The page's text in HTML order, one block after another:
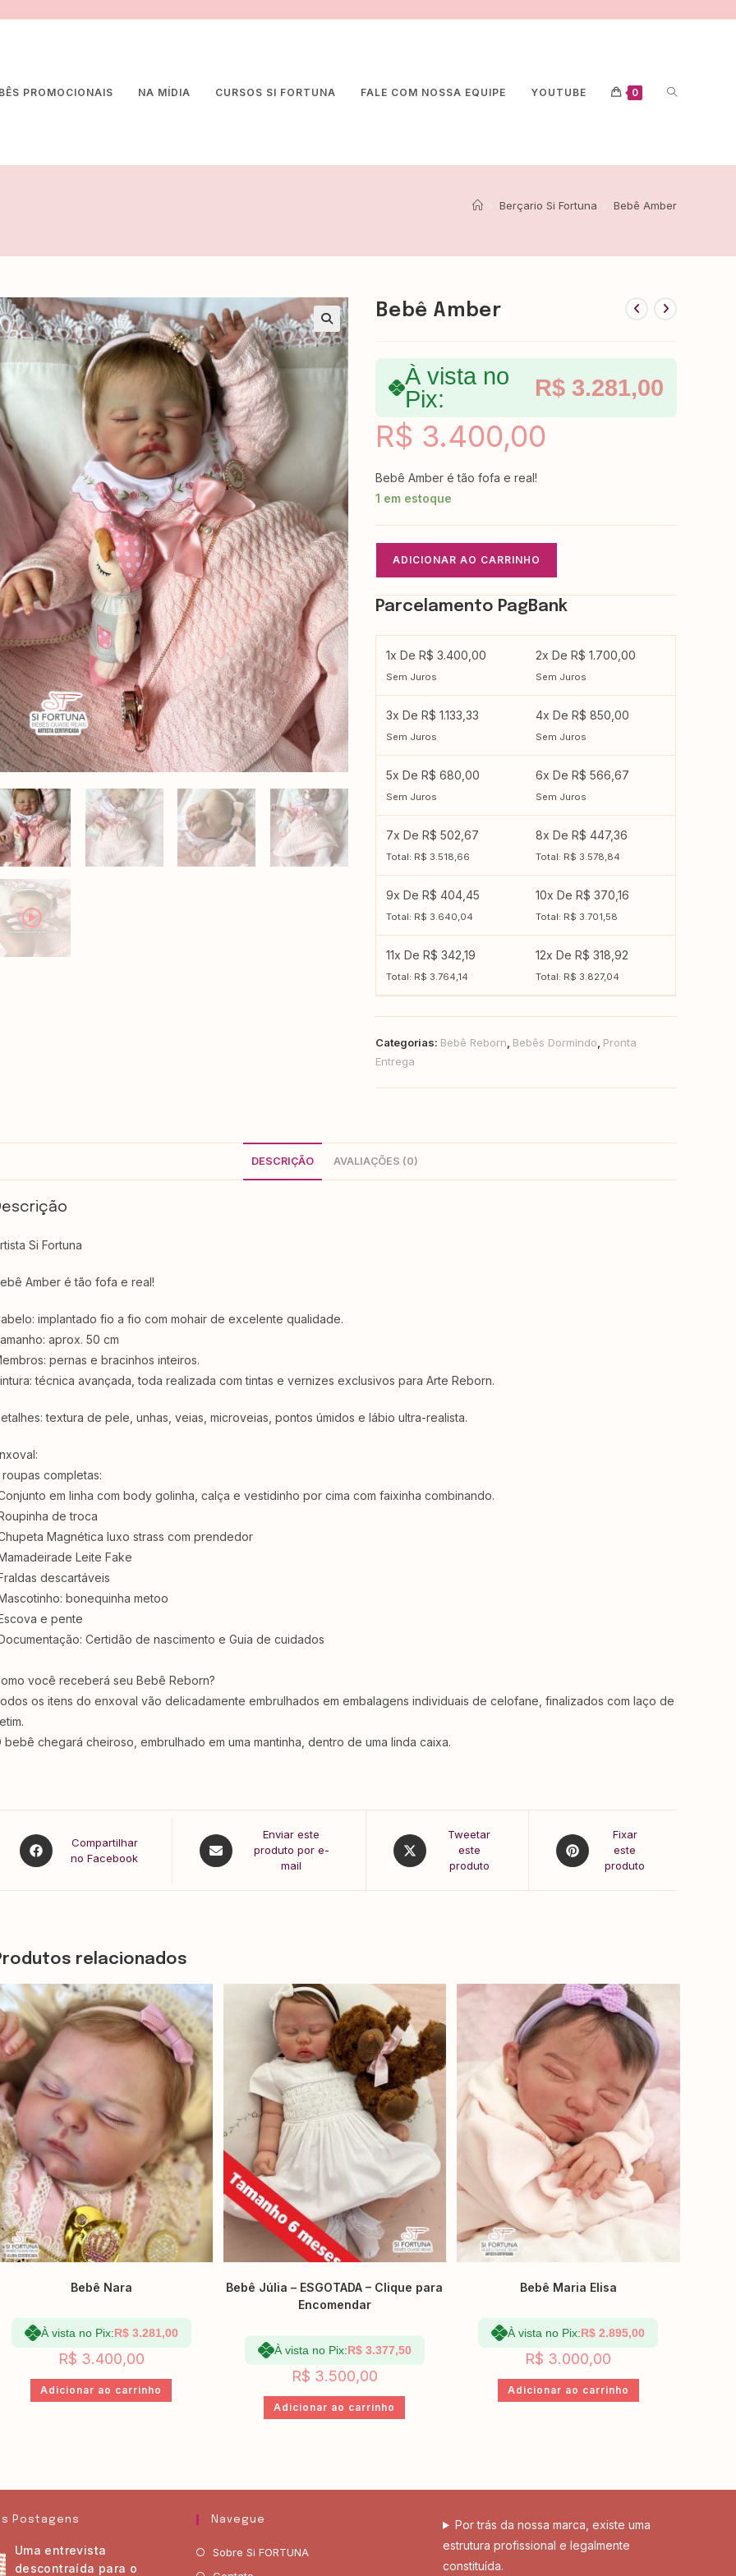
PROMOCIONAIS NA MÍDIA CURSOS SI FORTUNA FALE COM NOSSA EQUIPE YOUTUBE 0
Berçario Si Fortuna Bebê Amber
Bebê Amber
À vista no
Pix:
R$ 3.281,00
R$ 3.400,00
Bebê Amber é tão fofa e real!
1 em estoque
ADICIONAR AO CARRINHO
Parcelamento PagBank
1x De R$ 3.400,00
Sem Juros
2x De R$ 1.700,00
Sem Juros
3x De R$ 1.133,33
Sem Juros
4x De R$ 850,00
Sem Juros
5x De R$ 680,00
Sem Juros
6x De R$ 566,67
Sem Juros
7x De R$ 502,67
Total: R$ 3.518,66
8x De R$ 447,36
Total: R$ 3.578,84
9x De R$ 404,45
Total: R$ 3.640,04
10x De R$ 370,16
Total: R$ 3.701,58
11x De R$ 342,19
Total: R$ 3.764,14
12x De R$ 318,92
Total: R$ 3.827,04
Categorias: Bebê Reborn Bebês Dormindo Pronta
Entrega
DESCRIÇÃO AVALIAÇÕES (0)
Si Fortuna
Amber é tão fofa e real!
implantado fio a fio com mohair de excelente qualidade.
aprox. 50 cm
pernas e bracinhos inteiros.
técnica avançada, toda realizada com tintas e vernizes exclusivos para Arte Reborn.
textura de pele, unhas, veias, microveias, pontos úmidos e lábio ultra-realista.
roupas completas:
em linha com body golinha, calça e vestidinho por cima com faixinha combinando.
de troca
Magnética luxo strass com prendedor
Leite Fake⁣⁣
descartáveis
bonequinha metoo
e pente
Certidão de nascimento e Guia de cuidados
você receberá seu Bebê Reborn?
os itens do enxoval vão delicadamente embrulhados em embalagens individuais de celofane, finalizados com laço de
bebê chegará cheiroso, embrulhado em uma mantinha, dentro de uma linda caixa.
Compartilhar
no Facebook
Enviar este
produto por e-
mail
Tweetar
este
produto
Fixar
este
produto
relacionados
Bebê Nara
À vista no Pix:R$3.281,00
R$ 3.400,00
Adicionar ao carrinho
Bebê Júlia – ESGOTADA – Clique para
Encomendar
À vista no Pix:R$3.377,50
R$ 3.500,00
Adicionar ao carrinho
Bebê Maria Elisa
À vista no Pix:R$ 2.895,00
R$ 3.000,00
Adicionar ao carrinho
Postagens
Uma entrevista
descontraída para o
Navegue
Sobre Si FORTUNA
Por trás da nossa marca, existe uma
estrutura profissional e legalmente
constituída.